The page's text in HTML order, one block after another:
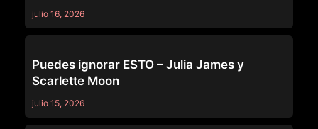
julio 16, 2026
Puedes ignorar ESTO – Julia James y
Scarlette Moon
julio 15, 2026